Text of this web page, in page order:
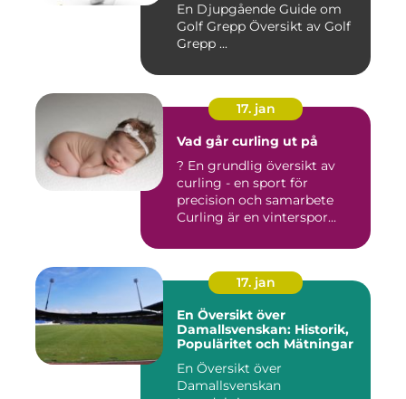
En Djupgående Guide om
Golf Grepp Översikt av Golf
Grepp ...
17. jan
Vad går curling ut på
? En grundlig översikt av
curling - en sport för
precision och samarbete
Curling är en vinterspor...
17. jan
En Översikt över
Damallsvenskan: Historik,
Populäritet och Mätningar
En Översikt över
Damallsvenskan